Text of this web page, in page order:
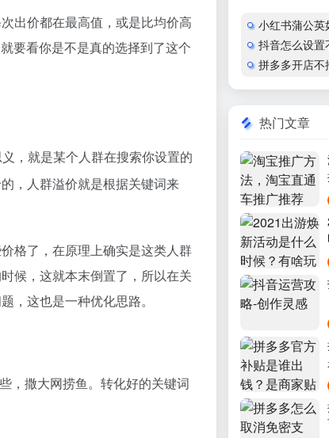
出价都在最高值，或是比均价高
要看你是不是真的选择到了这个
，就是某个人群在搜索你设置的
，人群溢价就是根据关键词来
格了，在原理上确实是这类人群
候，这就本末倒置了，所以在关
，这也是一种优化思路。
，撒大网捞鱼。转化好的关键词
小红书蒲公英如何放
抖音怎么设置不让别
拼多多开店不推
热门文章